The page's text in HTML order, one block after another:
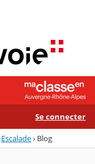
Se connecter
Escalade› Blog